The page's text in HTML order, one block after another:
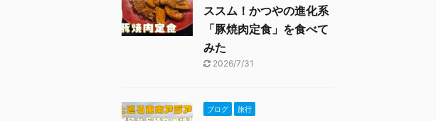
ススム！かつやの進化系
「豚焼肉定食」を食べて
みた
2026/7/31
ブログ 旅行